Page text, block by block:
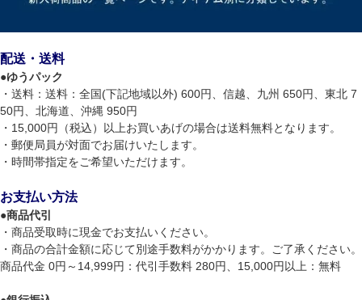
配送・送料
●ゆうパック
・送料：送料：全国(下記地域以外) 600円、信越、九州 650円、東北 7
50円、北海道、沖縄 950円
・15,000円（税込）以上お買いあげの場合は送料無料となります。
・郵便局員が対面でお届けいたします。
・時間帯指定をご希望いただけます。
お支払い方法
●商品代引
・商品受取時に現金でお支払いください。
・商品の合計金額に応じて別途手数料がかかります。ご了承ください。
商品代金 0円～14,999円：代引手数料 280円、15,000円以上：無料